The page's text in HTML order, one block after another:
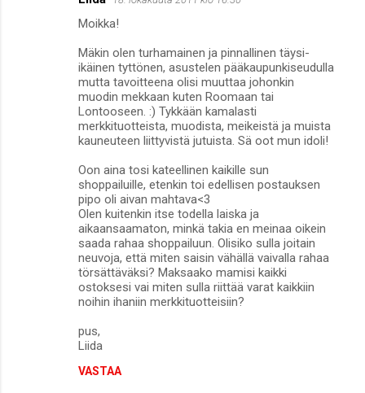
Moikka!
Mäkin olen turhamainen ja pinnallinen täysi-
ikäinen tyttönen, asustelen pääkaupunkiseudulla
mutta tavoitteena olisi muuttaa johonkin
muodin mekkaan kuten Roomaan tai
Lontooseen. :) Tykkään kamalasti
merkkituotteista, muodista, meikeistä ja muista
kauneuteen liittyvistä jutuista. Sä oot mun idoli!
Oon aina tosi kateellinen kaikille sun
shoppailuille, etenkin toi edellisen postauksen
pipo oli aivan mahtava<3
Olen kuitenkin itse todella laiska ja
aikaansaamaton, minkä takia en meinaa oikein
saada rahaa shoppailuun. Olisiko sulla joitain
neuvoja, että miten saisin vähällä vaivalla rahaa
törsättäväksi? Maksaako mamisi kaikki
ostoksesi vai miten sulla riittää varat kaikkiin
noihin ihaniin merkkituotteisiin?
pus,
Liida
VASTAA